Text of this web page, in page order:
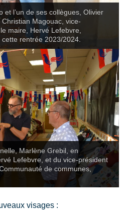
et l’un de ses collègues, Olivier
Magouac, vice-
maire, Hervé Lefebvre,
rentrée 2023/2024.
Marlène Grebil, en
Lefebvre, et du vice-président
de communes,
visages :